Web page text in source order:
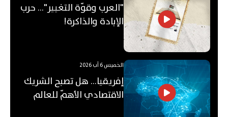
"العرب وقوّة التغيير"... حرب
الإبادة والذاكرة!
الخميس 6 آب 2026
إفريقيا... هل تصبح الشريك
الاقتصادي الأهمّ للعالم